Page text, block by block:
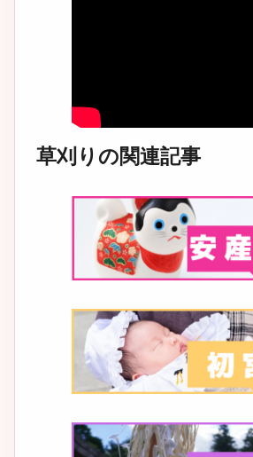
草刈りの関連記事